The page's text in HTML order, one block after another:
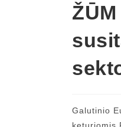
Galutinio